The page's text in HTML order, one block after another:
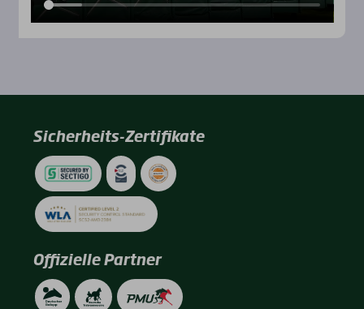
Sicherheits-Zertifikate
Offizielle Partner